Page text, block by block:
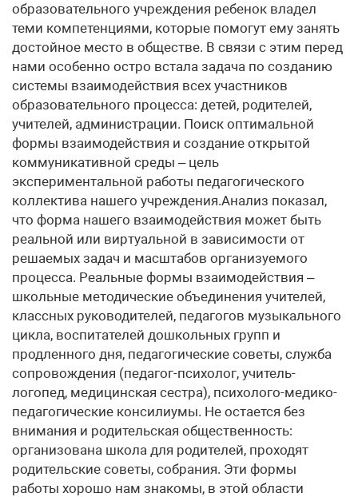
образовательного учреждения ребенок владел
теми компетенциями, которые помогут ему занять
достойное место в обществе. В связи с этим перед
нами особенно остро встала задача по созданию
системы взаимодействия всех участников
образовательного процесса: детей, родителей,
учителей, администрации. Поиск оптимальной
формы взаимодействия и создание открытой
коммуникативной среды – цель
экспериментальной работы педагогического
коллектива нашего учреждения.Анализ показал,
что форма нашего взаимодействия может быть
реальной или виртуальной в зависимости от
решаемых задач и масштабов организуемого
процесса. Реальные формы взаимодействия –
школьные методические объединения учителей,
классных руководителей, педагогов музыкального
цикла, воспитателей дошкольных групп и
продленного дня, педагогические советы, служба
сопровождения (педагог-психолог, учитель-
логопед, медицинская сестра), психолого-медико-
педагогические консилиумы. Не остается без
внимания и родительская общественность:
организована школа для родителей, проходят
родительские советы, собрания. Эти формы
работы хорошо нам знакомы, в этой области